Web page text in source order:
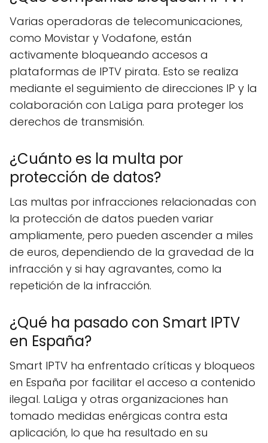
Varias operadoras de telecomunicaciones,
como Movistar y Vodafone, están
activamente bloqueando accesos a
plataformas de IPTV pirata. Esto se realiza
mediante el seguimiento de direcciones IP y la
colaboración con LaLiga para proteger los
derechos de transmisión.
¿Cuánto es la multa por
protección de datos?
Las multas por infracciones relacionadas con
la protección de datos pueden variar
ampliamente, pero pueden ascender a miles
de euros, dependiendo de la gravedad de la
infracción y si hay agravantes, como la
repetición de la infracción.
¿Qué ha pasado con Smart IPTV
en España?
Smart IPTV ha enfrentado críticas y bloqueos
en España por facilitar el acceso a contenido
ilegal. LaLiga y otras organizaciones han
tomado medidas enérgicas contra esta
aplicación, lo que ha resultado en su